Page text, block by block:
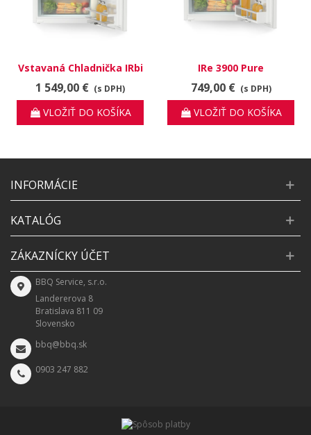
Vstavaná Chladnička IRbi
3951 Prime
1 549,00 € (s DPH)
VLOŽIŤ DO KOŠÍKA
IRe 3900 Pure
749,00 € (s DPH)
VLOŽIŤ DO KOŠÍKA
INFORMÁCIE
KATALÓG
ZÁKAZNÍCKY ÚČET
BBQ Service, s.r.o.
Landererova 8
Bratislava 811 09
Slovensko
bbq@bbq.sk
0903 247 882